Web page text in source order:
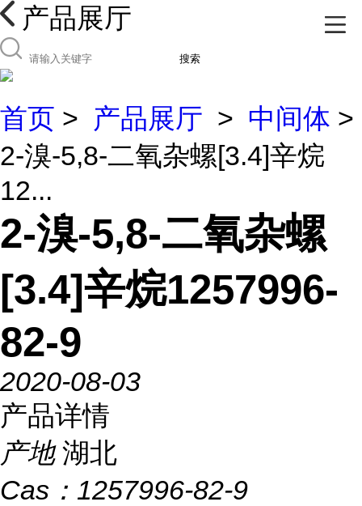
产品展厅
搜索
首页 > 产品展厅 > 中间体 >
2-溴-5,8-二氧杂螺[3.4]辛烷
12...
2-溴-5,8-二氧杂螺
[3.4]辛烷1257996-
82-9
2020-08-03
产品详情
产地 湖北
Cas： 1257996-82-9